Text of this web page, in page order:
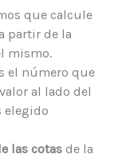
que calcule
partir de la
mismo.
el número que
al lado del
elegido
las cotasde la